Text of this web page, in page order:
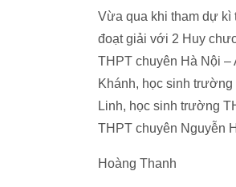
Vừa qua khi tham dự kì
đoạt giải với 2 Huy
THPT chuyên Hà Nội –
Khánh, học sinh
Linh, học sinh trường
THPT chuyên Nguyễn
Hoàng Thanh